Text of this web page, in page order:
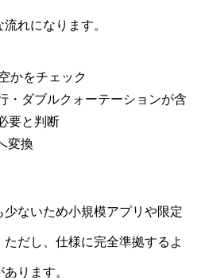
れになります。
かをチェック
・ダブルクォーテーションが含
要と判断
変換
ないため小規模アプリや限定
だし、仕様に完全準拠するよ
ります。